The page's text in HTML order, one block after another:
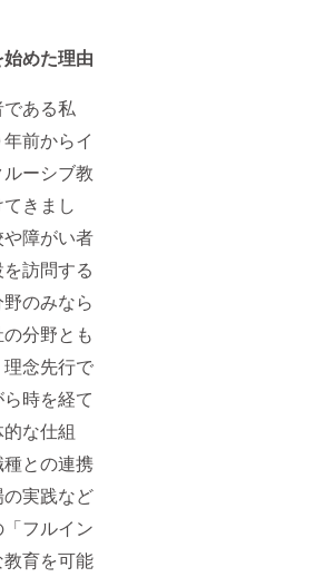
めた理由
ある私
前からイ
ーシブ教
きまし
障がい者
訪問する
のみなら
分野とも
念先行で
時を経て
な仕組
との連携
実践など
フルイン
育を可能